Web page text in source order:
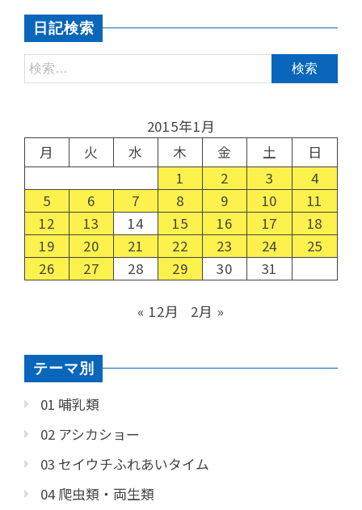
日記検索
2015年1月
月
火 水 木 金 土
日
1
2 3
4
5
6 7 8 9 10
11
12
13 14 15 16 17
18
19
20 21 22 23 24
25
26
27 28 29 30 31
« 12月 2月 »
テーマ別
01 哺乳類
02 アシカショー
03 セイウチふれあいタイム
04 爬虫類・両生類